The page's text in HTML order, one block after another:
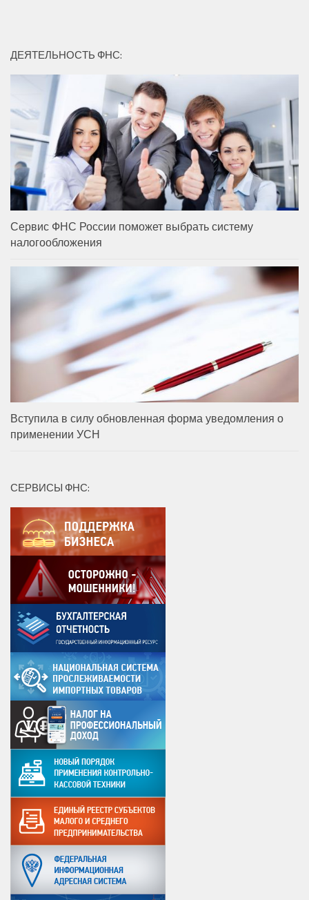
ДЕЯТЕЛЬНОСТЬ ФНС:
Сервис ФНС России поможет выбрать систему
налогообложения
Вступила в силу обновленная форма уведомления о
применении УСН
СЕРВИСЫ ФНС: